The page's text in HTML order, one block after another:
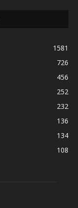
1581
726
456
252
232
136
134
108